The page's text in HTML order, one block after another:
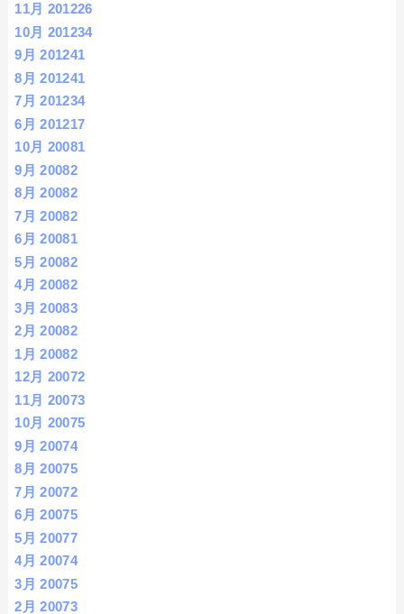
11月 201226
10月 201234
9月 201241
8月 201241
7月 201234
6月 201217
10月 20081
9月 20082
8月 20082
7月 20082
6月 20081
5月 20082
4月 20082
3月 20083
2月 20082
1月 20082
12月 20072
11月 20073
10月 20075
9月 20074
8月 20075
7月 20072
6月 20075
5月 20077
4月 20074
3月 20075
2月 20073